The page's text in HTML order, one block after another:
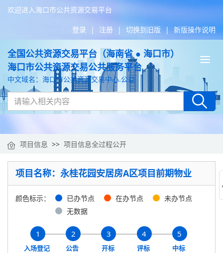
欢迎进入海口市公共资源交易平台
登录 | 注册 | 切换到旧版 | 新版操作说明
全国公共资源交易平台（海南省 ● 海口市）
海口市公共资源交易公共服务平台
中文域名：海口市公共资源交易中心.公益
项目信息 >> 项目信息全过程公开
项目名称：永桂花园安居房A区项目前期物业
颜色标示： 已办节点 在办节点
未办节点
无数据
1
入场登记
2
公告
3
开标
4
评标
5
中标